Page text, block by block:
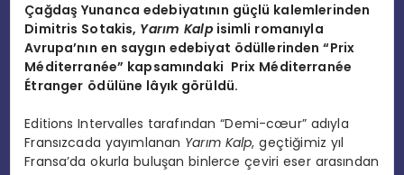
Çağdaş Yunanca edebiyatının güçlü kalemlerinden
Dimitris Sotakis, Yarım Kalpisimli romanıyla
Avrupa’nın en saygın edebiyat ödüllerinden“Prix
Méditerranée” kapsamındaki Prix Méditerranée
Étranger ödülüne lâyık görüldü.
Editions Intervalles tarafından “Demi-cœur” adıyla
Fransızcada yayımlanan Yarım Kalp, geçtiğimiz yıl
Fransa’da okurla buluşan binlerce çeviri eser arasından